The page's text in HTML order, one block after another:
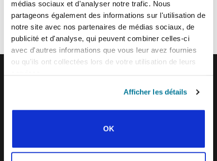
médias sociaux et d'analyser notre trafic. Nous
partageons également des informations sur l'utilisation de
notre site avec nos partenaires de médias sociaux, de
publicité et d'analyse, qui peuvent combiner celles-ci
avec d'autres informations que vous leur avez fournies
ou qu'ils ont collectées lors de votre utilisation de leurs
Afficher les détails
OK
Chaque semaine, l’IFES envoie un court e-mail avec des histoires des
mouvements étudiants et le ministère de l’IFES dans le monde pour
inspirer vos prières.
Nous aimerions vous voir vous joindre à nous !
IFES · INTERNATIONAL FELLOWSHIP OF
L’HISTOIRE DE L’IFES